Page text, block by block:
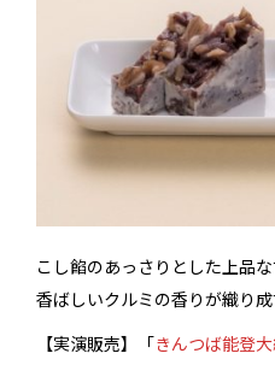
こし餡のあっさりとした上品な
香ばしいクルミの香りが織り
【実演販売】
「きんつば能登